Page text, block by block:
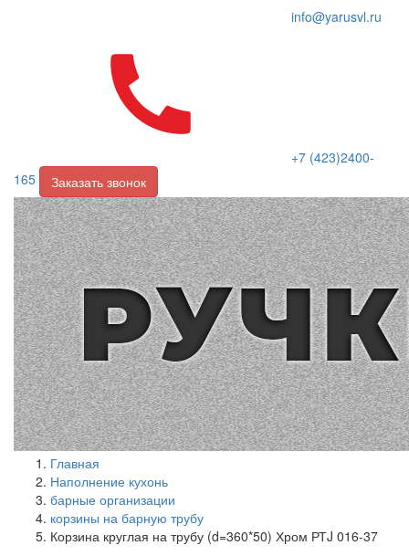
info@yarusvl.ru
+7 (423)2400-
165
Заказать звонок
Главная
Наполнение кухонь
барные организации
корзины на барную трубу
Корзина круглая на трубу (d=360*50) Хром РТJ 016-37